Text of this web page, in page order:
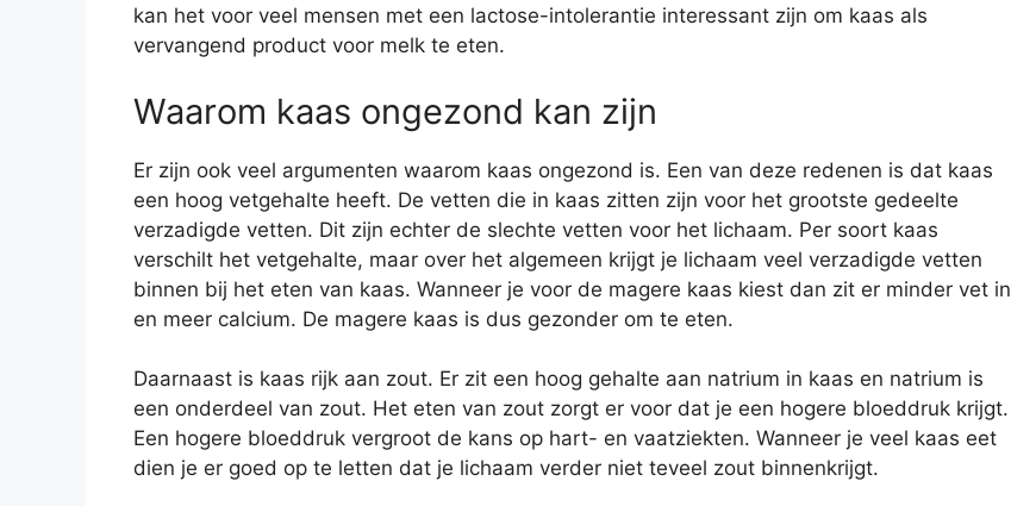
kan het voor veel mensen met een lactose-intolerantie interessant zijn om kaas als
vervangend product voor melk te eten.
Waarom kaas ongezond kan zijn
Er zijn ook veel argumenten waarom kaas ongezond is. Een van deze redenen is dat kaas
een hoog vetgehalte heeft. De vetten die in kaas zitten zijn voor het grootste gedeelte
verzadigde vetten. Dit zijn echter de slechte vetten voor het lichaam. Per soort kaas
verschilt het vetgehalte, maar over het algemeen krijgt je lichaam veel verzadigde vetten
binnen bij het eten van kaas. Wanneer je voor de magere kaas kiest dan zit er minder vet in
en meer calcium. De magere kaas is dus gezonder om te eten.
Daarnaast is kaas rijk aan zout. Er zit een hoog gehalte aan natrium in kaas en natrium is
een onderdeel van zout. Het eten van zout zorgt er voor dat je een hogere bloeddruk krijgt.
Een hogere bloeddruk vergroot de kans op hart- en vaatziekten. Wanneer je veel kaas eet
dien je er goed op te letten dat je lichaam verder niet teveel zout binnenkrijgt.